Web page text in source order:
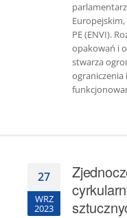
PE (ENVI).
opakowań i
stwarza
27
WRZ
2023